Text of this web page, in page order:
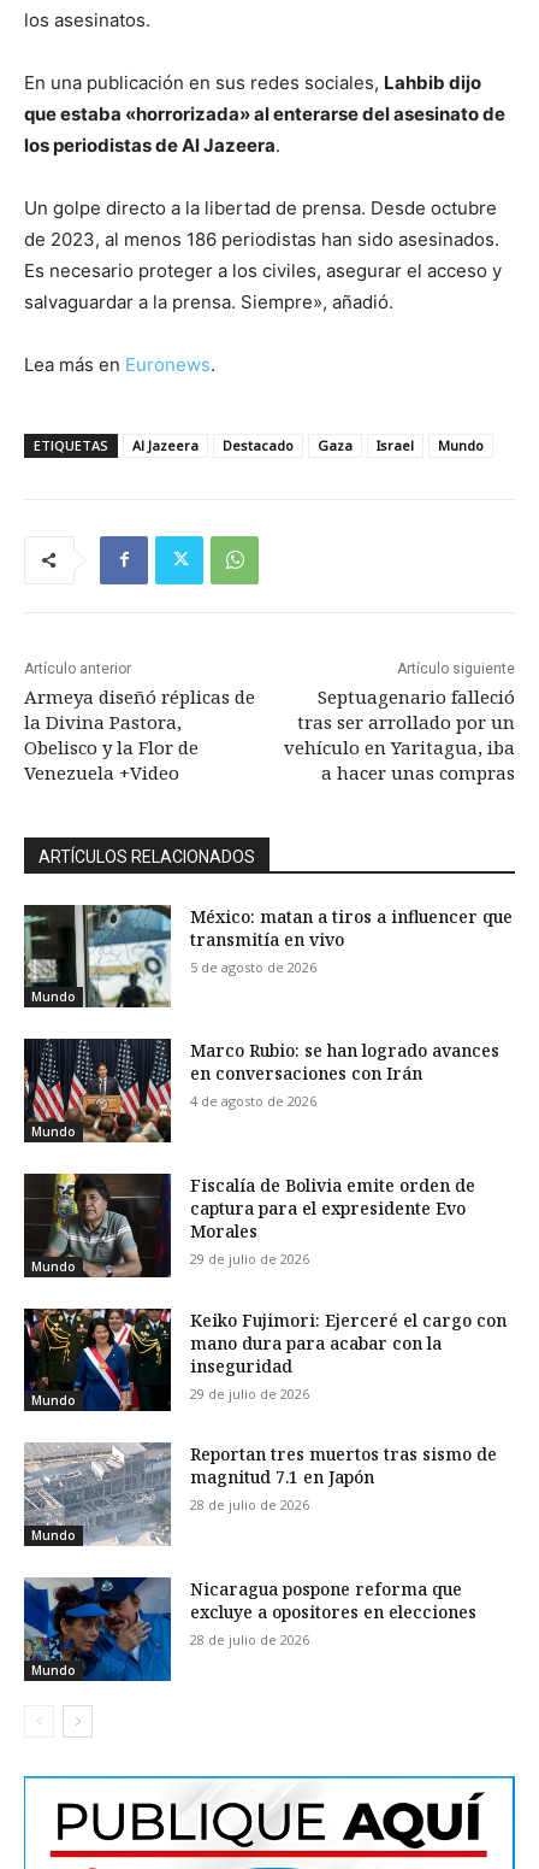
los asesinatos.
En una publicación en sus redes sociales, Lahbib dijo
que estaba «horrorizada» al enterarse del asesinato de
los periodistas de Al Jazeera.
Un golpe directo a la libertad de prensa. Desde octubre
de 2023, al menos 186 periodistas han sido asesinados.
Es necesario proteger a los civiles, asegurar el acceso y
salvaguardar a la prensa. Siempre», añadió.
Lea más en Euronews.
ETIQUETAS Al Jazeera Destacado Gaza Israel Mundo
Artículo anterior
Armeya diseñó réplicas de
la Divina Pastora,
Obelisco y la Flor de
Venezuela +Video
Artículo siguiente
Septuagenario falleció
tras ser arrollado por un
vehículo en Yaritagua, iba
a hacer unas compras
ARTÍCULOS RELACIONADOS
Mundo
México: matan a tiros a influencer que
transmitía en vivo
5 de agosto de 2026
Mundo
Marco Rubio: se han logrado avances
en conversaciones con Irán
4 de agosto de 2026
Mundo
Fiscalía de Bolivia emite orden de
captura para el expresidente Evo
Morales
29 de julio de 2026
Mundo
Keiko Fujimori: Ejerceré el cargo con
mano dura para acabar con la
inseguridad
29 de julio de 2026
Mundo
Reportan tres muertos tras sismo de
magnitud 7.1 en Japón
28 de julio de 2026
Mundo
Nicaragua pospone reforma que
excluye a opositores en elecciones
28 de julio de 2026